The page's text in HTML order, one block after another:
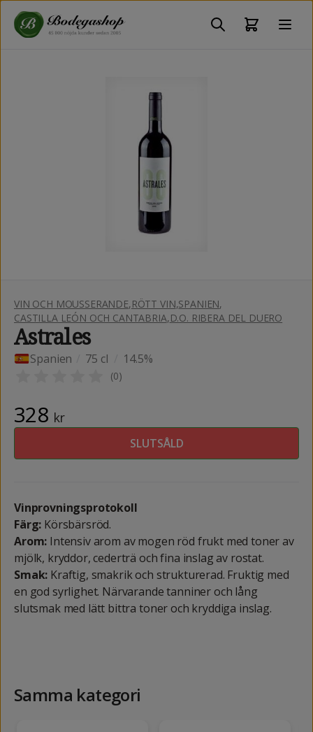
VIN OCH MOUSSERANDE,RÖTT VIN,SPANIEN,
CASTILLA LEÓN OCH CANTABRIA,D.O. RIBERA DEL DUERO
Astrales
Spanien 75 cl 14.5%
(0)
328 kr
SLUTSÅLD
Vinprovningsprotokoll
Färg: Körsbärsröd.
Arom: Intensiv arom av mogen röd frukt med toner av
mjölk, kryddor, cederträ och fina inslag av rostat.
Smak: Kraftig, smakrik och strukturerad. Fruktig med
en god syrlighet. Närvarande tanniner och lång
slutsmak med lätt bittra toner och kryddiga inslag.
Samma kategori